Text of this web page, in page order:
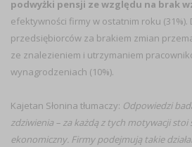
podwyżki pensji ze względu na brak
efektywności firmy w ostatnim roku (31%).
przedsiębiorców za brakiem zmian
ze znalezieniem i utrzymaniem
wynagrodzeniach (10%).
Kajetan Słonina tłumaczy: Odpowiedzi
zdziwienia – za każdą z tych motywacji
ekonomiczny. Firmy podejmują takie